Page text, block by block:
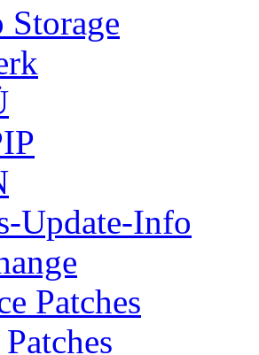
Storage
Update-Info
Patches